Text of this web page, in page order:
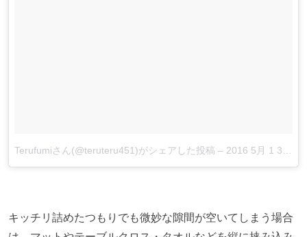
Terufumiさん(@teruteru451)がシェアした投稿 – 2016 5月 1 3:57午前 PDT
キッチリ詰めたつもりでも微妙な隙間が空いてしまう場合